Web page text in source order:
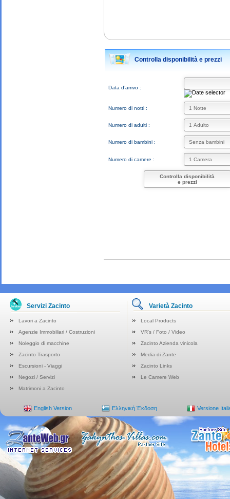
Controlla disponibilità e prezzi
Data d’arrivo :
Numero di notti :
Numero di adulti :
Numero di bambini :
Numero di camere :
Controlla disponibilità
e prezzi
Servizi Zacinto Varietà Zacinto
Lavori a Zacinto
Local Products
Agenzie Immobiliari / Costruzioni
VR's / Foto / Video
Noleggio di macchine
Zacinto Azienda vinicola
Zacinto Trasporto
Media di Zante
Escursioni - Viaggi
Zacinto Links
Negozi / Servizi
Le Camere Web
Matrimoni a Zacinto
English Version Ελληνική Έκδοση Versione